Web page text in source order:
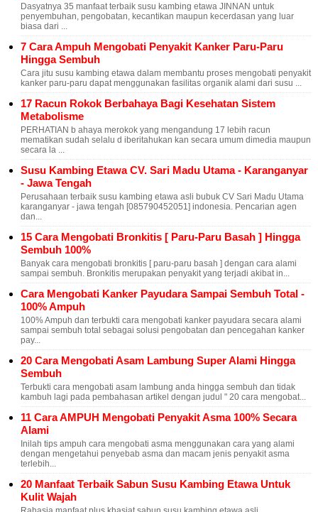
Dasyatnya 35 manfaat terbaik susu kambing etawa JINNAN untuk
penyembuhan, pengobatan, kecantikan maupun kecerdasan yang luar
biasa dari ...
7 Cara Ampuh Mengobati Penyakit Kanker Paru-Paru
Hingga Sembuh
Cara jitu susu kambing etawa dalam membantu proses mengobati penyakit
kanker paru-paru dapat menggunakan fasilitas organik alami dari susu ...
17 Racun Rokok Berbahaya Bagi Kesehatan Sistem
Metabolisme
PERHATIAN b ahaya merokok yang mengandung 17 lebih racun
mematikan sudah selalu d iberitahukan kan secara umum dimedia maupun
secara la ...
Susu Kambing Etawa CV. Sari Madu Utama - Karanganyar
- Jawa Tengah
Perusahaan terbaik susu kambing etawa asli bubuk CV Sari Madu Utama
karanganyar - jawa tengah [085790452051] indonesia. Pencarian agen
dan...
15 Cara Mengobati Bronkitis [ Paru-Paru Basah ] Hingga
Sembuh 100%
Banyak cara mengobati bronkitis [ paru-paru basah ] dengan cara alami
sampai sembuh. Bronkitis merupakan penyakit yang terjadi akibat in...
Cara Mengobati Kanker Payudara Sampai Sembuh Total -
100% Ampuh
100% Ampuh dan terbukti cara mengobati kanker payudara secara alami
sampai sembuh total sebagai solusi pengobatan dan pencegahan kanker
pay...
20 Cara Mengobati Asam Lambung Super Alami Hingga
Sembuh
Terbukti cara mengobati asam lambung anda hingga sembuh dan tidak
kambuh lagi pada pembahasan artikel dengan judul " 20 cara mengobat...
11 Cara AMPUH Mengobati Penyakit Asma 100% Secara
Alami
Inilah tips ampuh cara mengobati asma menggunakan cara yang alami
dengan mengetahui penyebab asma dan macam jenis penyakit asma
terlebih...
20 Manfaat Terbaik Sabun Susu Kambing Etawa Untuk
Kulit Wajah